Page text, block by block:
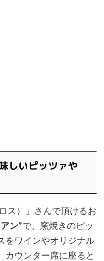
しいピッツァや
ス）」さんで頂けるお
ン”で、窯焼きのピッ
をワインやオリジナル
カウンター席に座ると